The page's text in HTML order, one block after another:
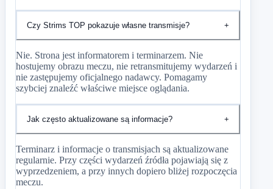
Czy Strims TOP pokazuje własne transmisje? +
Nie. Strona jest informatorem i terminarzem. Nie
hostujemy obrazu meczu, nie retransmitujemy wydarzeń i
nie zastępujemy oficjalnego nadawcy. Pomagamy
szybciej znaleźć właściwe miejsce oglądania.
Jak często aktualizowane są informacje? +
Terminarz i informacje o transmisjach są aktualizowane
regularnie. Przy części wydarzeń źródła pojawiają się z
wyprzedzeniem, a przy innych dopiero bliżej rozpoczęcia
meczu.